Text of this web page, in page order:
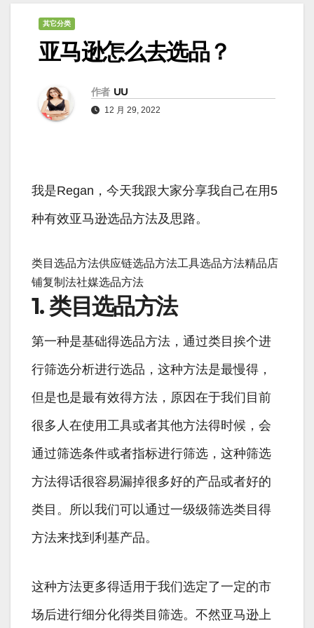
其它分类
亚马逊怎么去选品？
作者 UU
12 月 29, 2022
我是Regan，今天我跟大家分享我自己在用5
种有效亚马逊选品方法及思路。
类目选品方法供应链选品方法工具选品方法精品店
铺复制法社媒选品方法
1. 类目选品方法
第一种是基础得选品方法，通过类目挨个进
行筛选分析进行选品，这种方法是最慢得，
但是也是最有效得方法，原因在于我们目前
很多人在使用工具或者其他方法得时候，会
通过筛选条件或者指标进行筛选，这种筛选
方法得话很容易漏掉很多好的产品或者好的
类目。所以我们可以通过一级级筛选类目得
方法来找到利基产品。
这种方法更多得适用于我们选定了一定的市
场后进行细分化得类目筛选。不然亚马逊上